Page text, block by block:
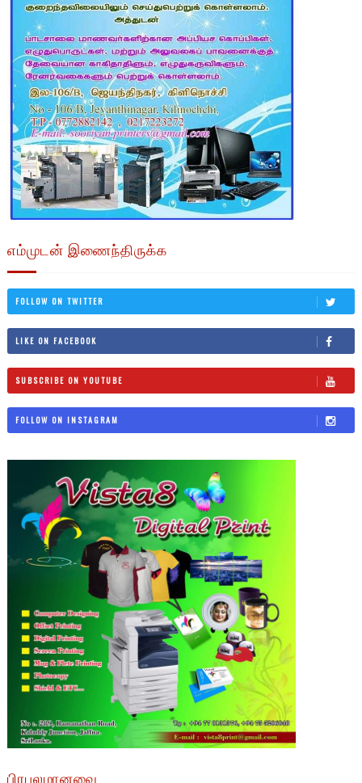
எம்முடன் இணைந்திருக்க
FOLLOW ON TWITTER
LIKE ON FACEBOOK
SUBSCRIBE ON YOUTUBE
FOLLOW ON INSTAGRAM
பிரபலமானவை